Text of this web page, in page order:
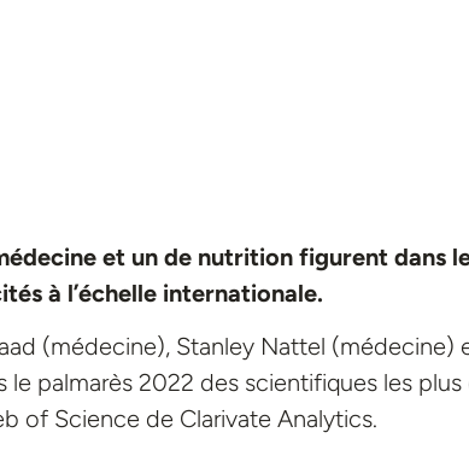
et un de nutrition figurent dans
à l’échelle internationale.
(médecine), Stanley Nattel (médecine)
palmarès 2022 des scientifiques les plus
of Science de Clarivate Analytics.